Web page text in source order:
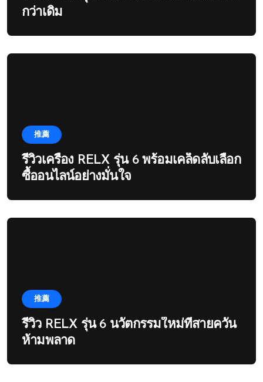
กว่าเดิม
推薦
รีวิวเครื่อง RELX รุ่น 6 พร้อมเคล็ดลับเลือก
ซื้ออนไลน์อย่างมั่นใจ
推薦
รีวิว RELX รุ่น 6 นวัตกรรมใหม่ที่สายควัน
ห้ามพลาด